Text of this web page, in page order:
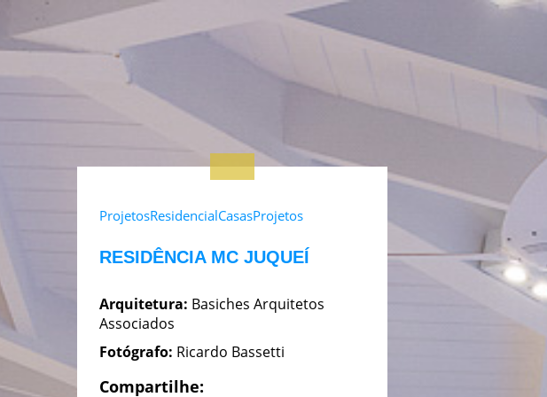
ProjetosResidencialCasasProjetos
RESIDÊNCIA MC JUQUEÍ
Arquitetura: Basiches Arquitetos
Associados
Fotógrafo: Ricardo Bassetti
Compartilhe: